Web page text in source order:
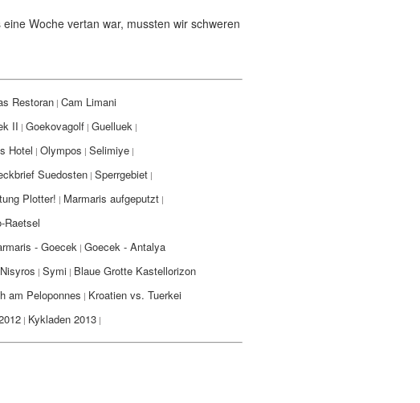
Woche vertan war, mussten wir schweren
Restoran| Cam Limani
II | Goekovagolf| Guelluek|
Hotel | Olympos | Selimiye|
Suedosten| Sperrgebiet|
Plotter! | Marmaris aufgeputzt|
Raetsel
- Goecek| Goecek - Antalya
Nisyros | Symi| Blaue Grotte Kastellorizon
am Peloponnes | Kroatien vs. Tuerkei
| Kykladen 2013|